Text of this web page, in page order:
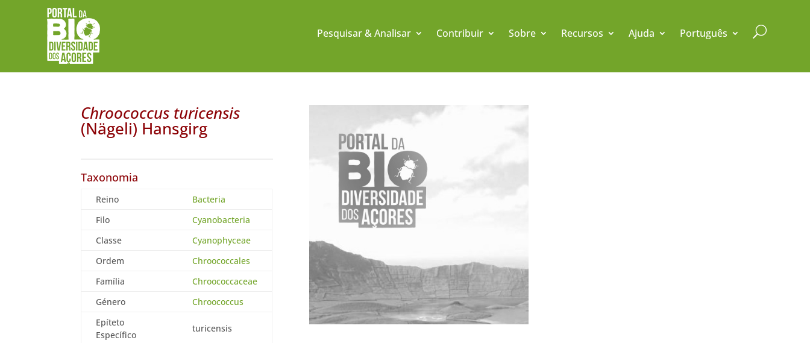
Pesquisar & Analisar Contribuir Sobre Recursos Ajuda Português U
Chroococcus turicensis
(Nägeli) Hansgirg
Taxonomia
Reino
Bacteria
Filo
Cyanobacteria
Classe
Cyanophyceae
Ordem
Chroococcales
Família
Chroococcaceae
Género
Chroococcus
Epíteto
Específico
turicensis